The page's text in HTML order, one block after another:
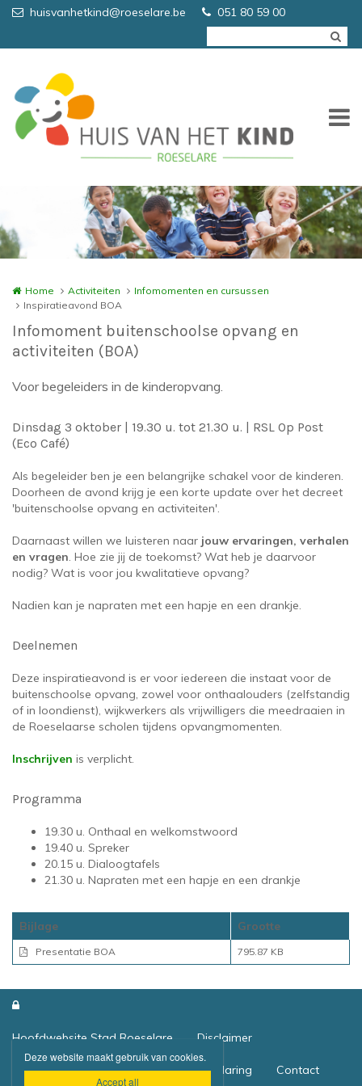
Overslaan en naar de inhoud gaan
huisvanhetkind@roeselare.be 051 80 59 00
Home Activiteiten
Infomomenten en cursussen
Inspiratieavond BOA
Infomoment buitenschoolse opvang en
activiteiten (BOA)
Voor begeleiders in de kinderopvang.
Dinsdag 3 oktober | 19.30 u. tot 21.30 u. | RSL Op Post
(Eco Café)
Als begeleider ben je een belangrijke schakel voor de kinderen.
Doorheen de avond krijg je een korte update over het decreet
'buitenschoolse opvang en activiteiten'.
Daarnaast willen we luisteren naar jouw ervaringen, verhalen
en vragen. Hoe zie jij de toekomst? Wat heb je daarvoor
nodig? Wat is voor jou kwalitatieve opvang?
Nadien kan je napraten met een hapje en een drankje.
Deelnemen
Deze inspiratieavond is er voor iedereen die instaat voor de
buitenschoolse opvang, zowel voor onthaalouders (zelfstandig
of in loondienst), wijkwerkers als vrijwilligers die meedraaien in
de Roeselaarse scholen tijdens opvangmomenten.
Inschrijven is verplicht.
Programma
19.30 u. Onthaal en welkomstwoord
19.40 u. Spreker
20.15 u. Dialoogtafels
21.30 u. Napraten met een hapje en een drankje
Bijlage Grootte
Presentatie BOA 795.87 KB

Hoofdwebsite Stad Roeselare Disclaimer
Privacybeleid Toegankelijkheidsverklaring Contact
Deze website maakt gebruik van cookies.
Accept all